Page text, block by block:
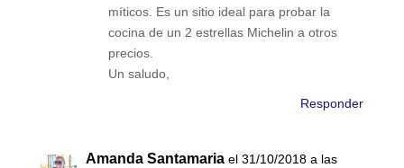
míticos. Es un sitio ideal para probar la
cocina de un 2 estrellas Michelin a otros
precios.
Un saludo,
Responder
Amanda Santamaria el 31/10/2018 a las